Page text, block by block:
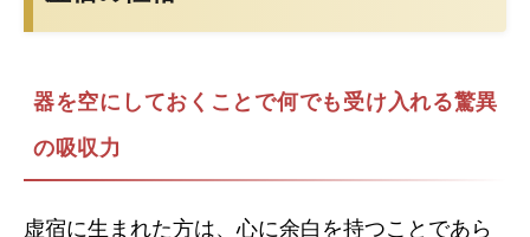
器を空にしておくことで何でも受け入れる驚異
の吸収力
虚宿に生まれた方は、心に余白を持つことであら